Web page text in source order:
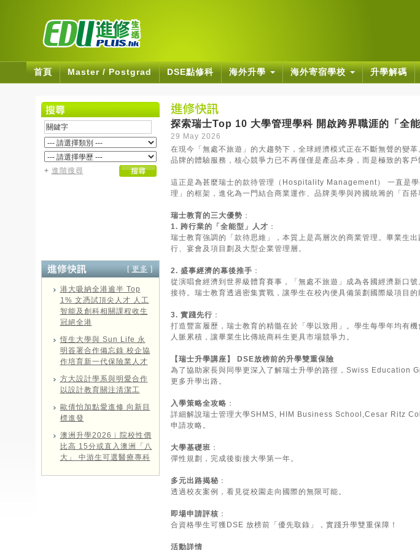
首頁 Master / Postgrad DSE點修科 海外升學 海外寄宿學校 升學解碼
+ 進階搜尋
[ 更多 ]
港大吸納全港逾半 Top
1% 文憑試頂尖人才 人工
智能及創科相關課程收生
冠絕全港
恆生大學與 Sun Life 永
明簽署合作備忘錄 校企協
作培育新一代保險業人才
方大設計學系與明愛合作
以設計教育關注清潔工
歐倩怡加點愛進修 向新目
標進發
澳洲升學2026︱院校性價
比高 15分或直入澳洲「八
大」 中游生可選醫療專科
探索瑞士Top 10 大學管理學科 開啟跨界職涯的「全能
29 May 2026
在現今「無處不旅遊」的大趨勢下，全球經濟模式正在不斷無聲的變
品牌的體驗服務，核心競爭力已不再僅僅是產品本身，而是極致的客戶
這正是為甚麼瑞士的款待管理（Hospitality Management） 一直是
理」的框架，進化為一門結合商業運作、品牌美學與跨國統籌的「百搭
瑞士教育的三大優勢 ：
1. 跨行業的「全能型」人才 ：
瑞士教育強調的「款待思維」，本質上是高層次的商業管理。畢業生
行、宴會及項目劃及大型企業管理層。
2. 盛事經濟的幕後推手 ：
從演唱會經濟到世界級體育賽事，「無處不旅遊」成為各國經濟新口
接待。瑞士教育透過密集實戰，讓學生在校內便具備策劃國際級項目的
3. 實踐先行 ：
打造豐富履歷，瑞士教育的精髓在於「學以致用」。學生每學年均有
人脈累積，讓畢業生比傳統商科生更具市場競爭力。
【瑞士升學講座】 DSE放榜前的升學雙重保險
為了協助家長與同學更深入了解瑞士升學的路徑，Swiss Education
更多升學出路。
入學策略全攻略 ：
詳細解說瑞士管理大學SHMS, HIM Business School,Cesar Ritz
申請攻略。
大學基礎班 ：
彈性規劃，完成後銜接大學第一年。
多元出路揭秘：
透過校友案例，看見從校園走向國際的無限可能。
即場申請評核 ：
合資格學生可獲DSE 放榜前「優先取錄」，實踐升學雙重保障！
活動詳情